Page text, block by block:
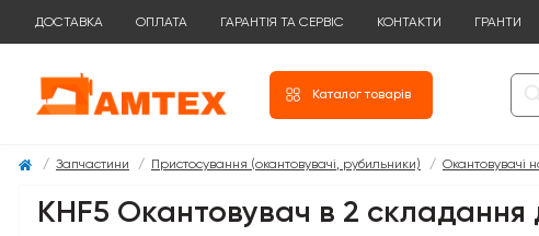
ДОСТАВКА ОПЛАТА ГАРАНТІЯ ТА СЕРВІС КОНТАКТИ ГРАНТИ
Каталог товарів
Запчастини Пристосування (окантовувачі, рубильники) Окантовувачі
KHF5 Окантовувач в 2 складання